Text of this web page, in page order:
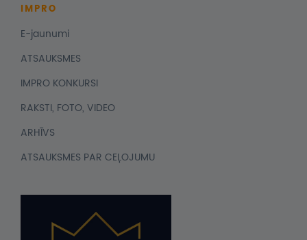
IMPRO
E-jaunumi
ATSAUKSMES
IMPRO KONKURSI
RAKSTI, FOTO, VIDEO
ARHĪVS
ATSAUKSMES PAR CEĻOJUMU